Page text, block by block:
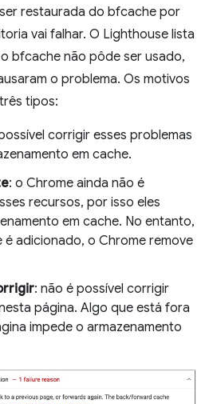
restaurada do bfcache por
vai falhar. O Lighthouse lista
bfcache não pôde ser usado,
o problema. Os motivos
tipos:
corrigir esses problemas
em cache.
: o Chrome ainda não é
recursos, por isso eles
em cache. No entanto,
adicionado, o Chrome remove
: não é possível corrigir
página. Algo que está fora
impede o armazenamento